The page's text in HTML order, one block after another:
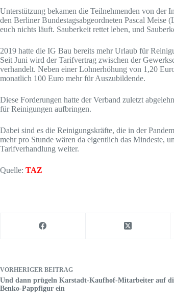
Unterstützung bekamen die Teilnehmenden von der
den Berliner Bundestagsabgeordneten Pascal Meise
euch nichts läuft. Sauberkeit rettet leben, und
2019 hatte die IG Bau bereits mehr Urlaub für
Seit Juni wird der Tarifvertrag zwischen der
verhandelt. Neben einer Lohnerhöhung von 1,20
monatlich 100 Euro mehr für Auszubildende.
Diese Forderungen hatte der Verband zuletzt
für Reinigungen aufbringen.
Dabei sind es die Reinigungskräfte, die in der
mehr pro Stunde wären da eigentlich das Mindeste,
Tarifverhandlung weiter.
Quelle: TAZ
VORHERIGER BEITRAG
Und dann prügeln Karstadt-Kaufhof-Mitarbeiter auf
Benko-Pappfigur ein